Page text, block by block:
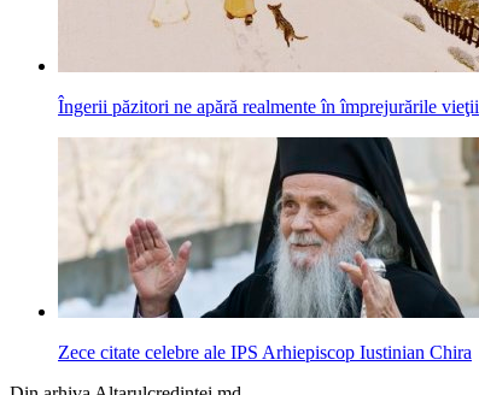
Îngerii păzitori ne apără realmente în împrejurările vieţii
Zece citate celebre ale IPS Arhiepiscop Iustinian Chira